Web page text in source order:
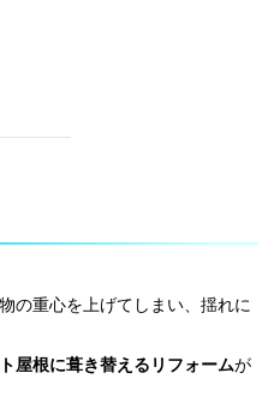
の重心を上げてしまい、揺れに
屋根に葺き替えるリフォームが